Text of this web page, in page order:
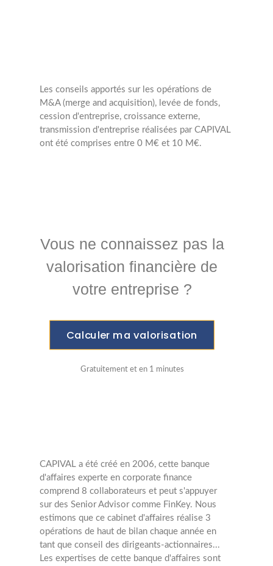
Les conseils apportés sur les opérations de
M&A (merge and acquisition), levée de fonds,
cession d'entreprise, croissance externe,
transmission d'entreprise réalisées par CAPIVAL
ont été comprises entre 0 M€ et 10 M€.
Vous ne connaissez pas la
valorisation financière de
votre entreprise ?
Calculer ma valorisation
Gratuitement et en 1 minutes
CAPIVAL a été créé en 2006, cette banque
d'affaires experte en corporate finance
comprend 8 collaborateurs et peut s'appuyer
sur des Senior Advisor comme FinKey. Nous
estimons que ce cabinet d'affaires réalise 3
opérations de haut de bilan chaque année en
tant que conseil des dirigeants-actionnaires...
Les expertises de cette banque d'affaires sont